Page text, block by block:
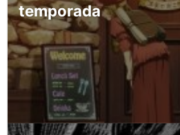
temporada